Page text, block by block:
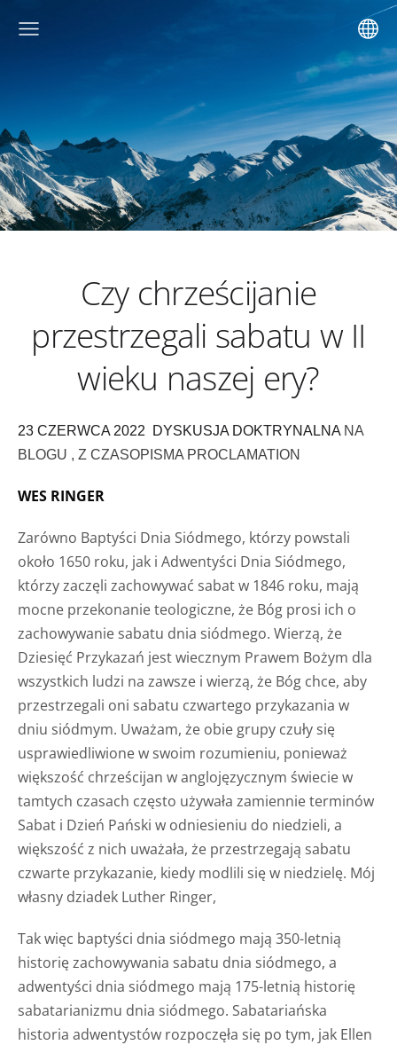
Czy chrześcijanie
przestrzegali sabatu w II
wieku naszej ery?
23 CZERWCA 2022 DYSKUSJA DOKTRYNALNA NA
BLOGU , Z CZASOPISMA PROCLAMATION
WES RINGER
Zarówno Baptyści Dnia Siódmego, którzy powstali
około 1650 roku, jak i Adwentyści Dnia Siódmego,
którzy zaczęli zachowywać sabat w 1846 roku, mają
mocne przekonanie teologiczne, że Bóg prosi ich o
zachowywanie sabatu dnia siódmego. Wierzą, że
Dziesięć Przykazań jest wiecznym Prawem Bożym dla
wszystkich ludzi na zawsze i wierzą, że Bóg chce, aby
przestrzegali oni sabatu czwartego przykazania w
dniu siódmym. Uważam, że obie grupy czuły się
usprawiedliwione w swoim rozumieniu, ponieważ
większość chrześcijan w anglojęzycznym świecie w
tamtych czasach często używała zamiennie terminów
Sabat i Dzień Pański w odniesieniu do niedzieli, a
większość z nich uważała, że przestrzegają sabatu
czwarte przykazanie, kiedy modlili się w niedzielę. Mój
własny dziadek Luther Ringer,
Tak więc baptyści dnia siódmego mają 350-letnią
historię zachowywania sabatu dnia siódmego, a
adwentyści dnia siódmego mają 175-letnią historię
sabatarianizmu dnia siódmego. Sabatariańska
historia adwentystów rozpoczęła się po tym, jak Ellen